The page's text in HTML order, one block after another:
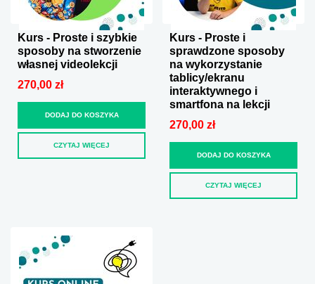
Kurs - Proste i szybkie
sposoby na stworzenie
własnej videolekcji
270,00 zł
DODAJ DO KOSZYKA
CZYTAJ WIĘCEJ
Kurs - Proste i
sprawdzone sposoby
na wykorzystanie
tablicy/ekranu
interaktywnego i
smartfona na lekcji
270,00 zł
DODAJ DO KOSZYKA
CZYTAJ WIĘCEJ